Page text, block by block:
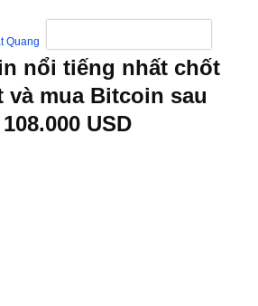
Quang
nổi tiếng nhất chốt
mua Bitcoin sau
USD